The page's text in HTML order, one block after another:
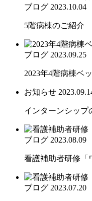
ブログ 2023.10.04
5階病棟のご紹介
ブログ 2023.09.25
2023年4階病棟ベ
お知らせ
インターンシップ
ブログ 2023.08.09
看護補助者研修「
ブログ 2023.07.20